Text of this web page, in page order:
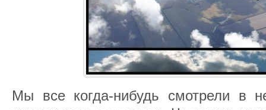
Мы все когда-нибудь смотрели в